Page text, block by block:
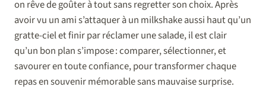
on rêve de goûter à tout sans regretter son choix. Après
avoir vu un ami s’attaquer à un milkshake aussi haut qu’un
gratte-ciel et finir par réclamer une salade, il est clair
qu’un bon plan s’impose : comparer, sélectionner, et
savourer en toute confiance, pour transformer chaque
repas en souvenir mémorable sans mauvaise surprise.